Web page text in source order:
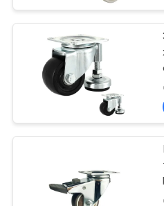
HỆ
CHÚNG
YÊU
CẦU
Bánh
Bánh xe
nặng